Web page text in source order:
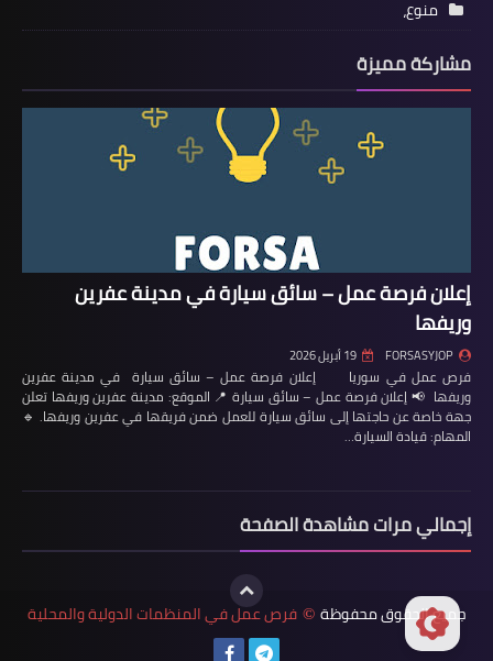
منوع،
مشاركة مميزة
إعلان فرصة عمل – سائق سيارة في مدينة عفرين
وريفها
FORSASYJOP 19 أبريل 2026
فرص عمل في سوريا إعلان فرصة عمل – سائق سيارة في مدينة عفرين
وريفها 📢 إعلان فرصة عمل – سائق سيارة 📍 الموقع: مدينة عفرين وريفها تعلن
جهة خاصة عن حاجتها إلى سائق سيارة للعمل ضمن فريقها في عفرين وريفها. 🔹
المهام: قيادة السيارة…
إجمالي مرات مشاهدة الصفحة
جميع الحقوق محفوظة © فرص عمل في المنظمات الدولية والمحلية